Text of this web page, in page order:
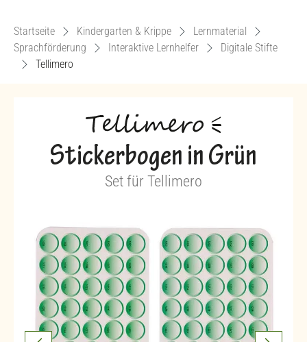
Startseite Kindergarten & Krippe
Lernmaterial
Sprachförderung
Interaktive Lernhelfer
Digitale Stifte
Tellimero
Stickerbogen in Grün
Set für Tellimero